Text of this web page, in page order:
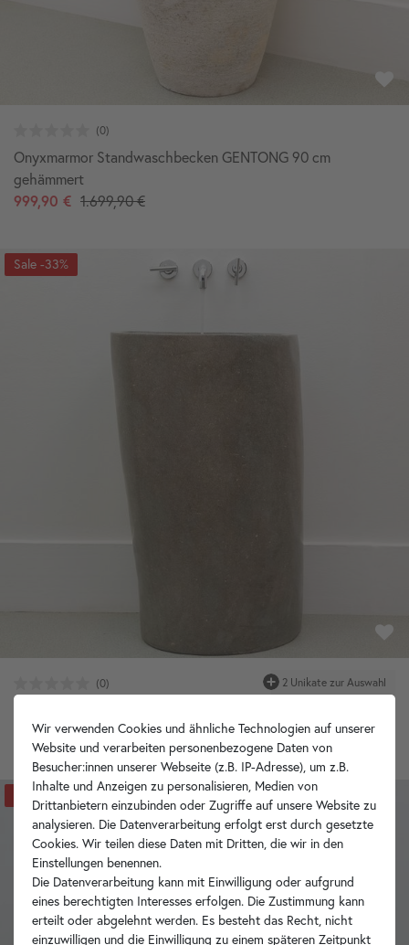
Onyxmarmor Standwaschbecken GENTONG 90 cm
gehämmert
999,90 € 1.699,90 €
-33%
599,90 € 899,90 €
-33%
Wir verwenden Cookies und ähnliche Technologien auf unserer
Website und verarbeiten personenbezogene Daten von
Besucher:innen unserer Webseite (z.B. IP-Adresse), um z.B.
Inhalte und Anzeigen zu personalisieren, Medien von
Drittanbietern einzubinden oder Zugriffe auf unsere Website zu
analysieren. Die Datenverarbeitung erfolgt erst durch gesetzte
Cookies. Wir teilen diese Daten mit Dritten, die wir in den
Einstellungen benennen.
Die Datenverarbeitung kann mit Einwilligung oder aufgrund
eines berechtigten Interesses erfolgen. Die Zustimmung kann
erteilt oder abgelehnt werden. Es besteht das Recht, nicht
einzuwilligen und die Einwilligung zu einem späteren Zeitpunkt